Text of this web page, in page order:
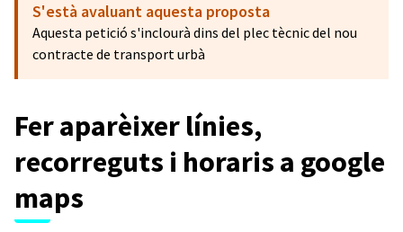
S'està avaluant aquesta proposta
Aquesta petició s'inclourà dins del plec tècnic del nou
contracte de transport urbà
Fer aparèixer línies,
recorreguts i horaris a google
maps